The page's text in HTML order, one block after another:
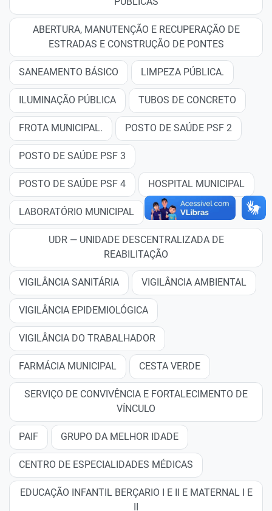
ABERTURA, MANUTENÇÃO E RECUPERAÇÃO DE
ESTRADAS E CONSTRUÇÃO DE PONTES
SANEAMENTO BÁSICO LIMPEZA PÚBLICA.
ILUMINAÇÃO PÚBLICA TUBOS DE CONCRETO
FROTA MUNICIPAL. POSTO DE SAÚDE PSF 2
POSTO DE SAÚDE PSF 3
POSTO DE SAÚDE PSF 4 HOSPITAL MUNICIPAL
LABORATÓRIO MUNICIPAL
UDR — UNIDADE DESCENTRALIZADA DE
REABILITAÇÃO
VIGILÂNCIA SANITÁRIA VIGILÂNCIA AMBIENTAL
VIGILÂNCIA EPIDEMIOLÓGICA
VIGILÂNCIA DO TRABALHADOR
FARMÁCIA MUNICIPAL CESTA VERDE
SERVIÇO DE CONVIVÊNCIA E FORTALECIMENTO DE
VÍNCULO
PAIF GRUPO DA MELHOR IDADE
CENTRO DE ESPECIALIDADES MÉDICAS
EDUCAÇÃO INFANTIL BERÇARIO I E II E MATERNAL I E